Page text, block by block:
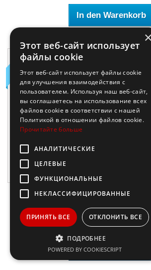
In den Warenkorb
NEU
Современная практика
72,40 € 144,80 € -
In den Warenkorb
×
Этот веб-сайт использует
файлы cookie
Этот веб-сайт использует файлы cookie
для улучшения взаимодействия с
пользователем. Используя наш веб-сайт,
вы соглашаетесь на использование всех
файлов cookie в соответствии с нашей
Политикой в ​​отношении файлов cookie.
Прочитайте больше
АНАЛИТИЧЕСКИЕ
ЦЕЛЕВЫЕ
ФУНКЦИОНАЛЬНЫЕ
НЕКЛАССИФИЦИРОВАННЫЕ
ПРИНЯТЬ ВСЕ ОТКЛОНИТЬ ВСЕ
ПОДРОБНЕЕ
POWERED BY COOKIESCRIPT